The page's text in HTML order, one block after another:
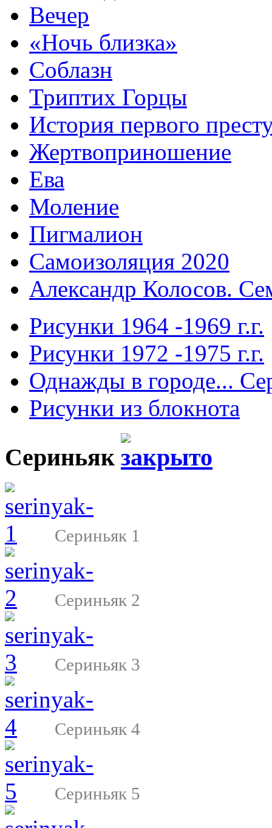
Вечер
«Ночь близка»
Соблазн
Триптих Горцы
История первого
Жертвоприношение
Ева
Моление
Пигмалион
Самоизоляция 2020
Александр Колосов.
Рисунки 1964 -1969 г.г.
Рисунки 1972 -1975 г.г.
Однажды в городе...
Рисунки из блокнота
Сериньяк
Сериньяк 1
Сериньяк 2
Сериньяк 3
Сериньяк 4
Сериньяк 5